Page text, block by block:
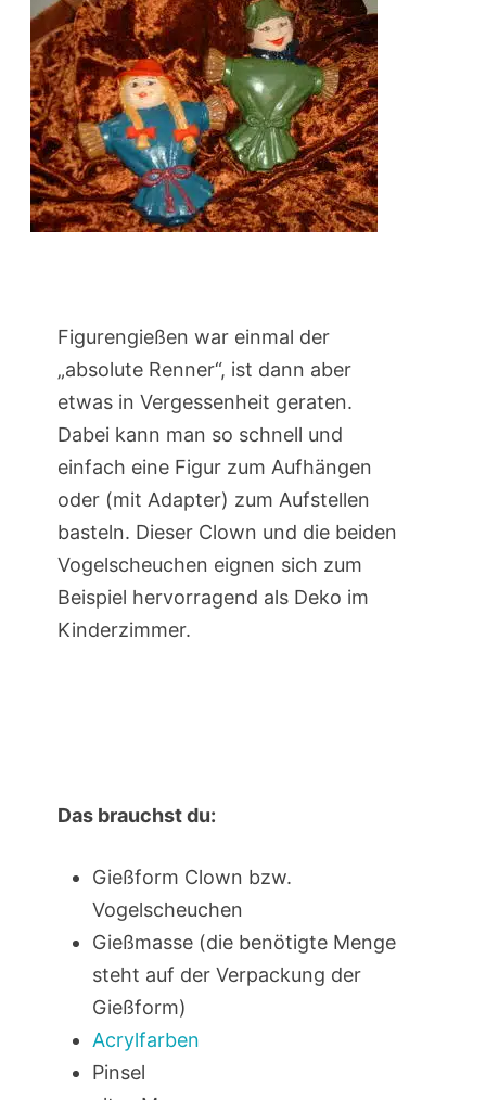
Figurengießen war einmal der
„absolute Renner“, ist dann aber
etwas in Vergessenheit geraten.
Dabei kann man so schnell und
einfach eine Figur zum Aufhängen
oder (mit Adapter) zum Aufstellen
basteln. Dieser Clown und die beiden
Vogelscheuchen eignen sich zum
Beispiel hervorragend als Deko im
Kinderzimmer.
Das brauchst du:
Gießform Clown bzw.
Vogelscheuchen
Gießmasse (die benötigte Menge
steht auf der Verpackung der
Gießform)
Acrylfarben
Pinsel